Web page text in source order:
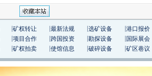
矿权转让 最新法规 选矿设备 港口报价
项目合作 跨国投资 勘探设备 国际展会
矿权拍卖 使馆信息 破碎设备 矿区巷议